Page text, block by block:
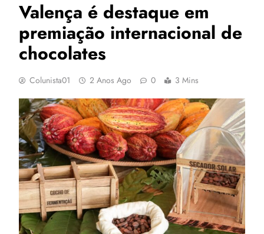
Valença é destaque em
premiação internacional de
chocolates
Colunista01 2 Anos Ago 0 3 Mins